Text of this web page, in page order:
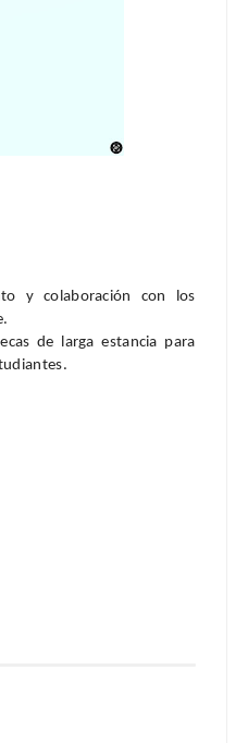
y colaboración con los
de larga estancia para